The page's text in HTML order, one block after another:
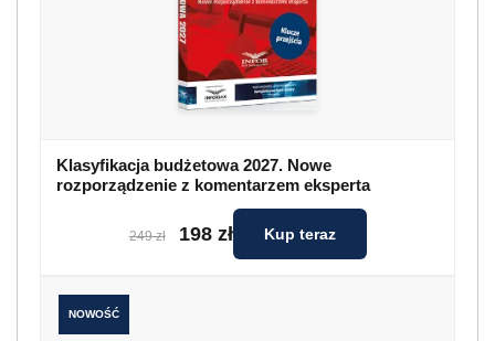
Klasyfikacja budżetowa 2027. Nowe
rozporządzenie z komentarzem eksperta
249 zł 198 zł Kup teraz
NOWOŚĆ